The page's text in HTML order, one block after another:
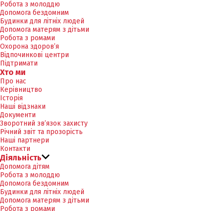
Робота з молоддю
Допомога бездомним
Будинки для літніх людей
Допомога матерям з дітьми
Робота з ромами
Охорона здоров’я
Відпочинкові центри
Підтримати
Хто ми
Про нас
Керівництво
Історія
Наші відзнаки
Документи
Зворотний зв’язок захисту
Річний звіт та прозорість
Наші партнери
Контакти
Діяльність
Допомога дітям
Робота з молоддю
Допомога бездомним
Будинки для літніх людей
Допомога матерям з дітьми
Робота з ромами